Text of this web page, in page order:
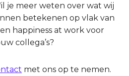
je meer weten over wat wij
betekenen op vlak van
happiness at work voor
collega’s?
met ons op te nemen.